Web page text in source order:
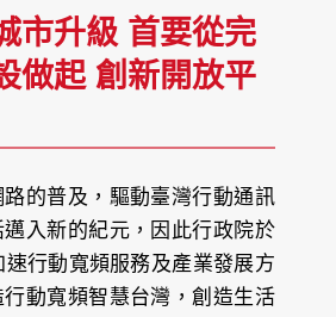
市升級 首要從完
做起 創新開放平
路的普及，驅動臺灣行動通訊
入新的紀元，因此行政院於
速行動寬頻服務及產業發展方
動寬頻智慧台灣，創造生活